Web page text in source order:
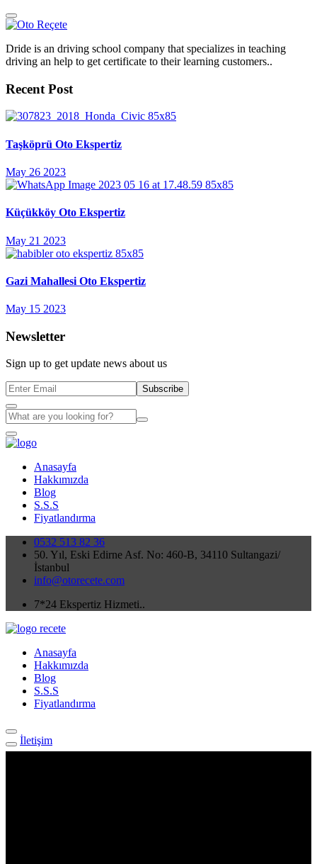
Dride is an driving school company that specializes in teaching
driving an help to get certificate to their learning customers..
Recent Post
Taşköprü Oto Ekspertiz
May 26 2023
Küçükköy Oto Ekspertiz
May 21 2023
Gazi Mahallesi Oto Ekspertiz
May 15 2023
Newsletter
Sign up to get update news about us
Subscribe
Anasayfa
Hakkımızda
Blog
S.S.S
Fiyatlandırma
0532 513 82 36
50. Yıl, Eski Edirne Asf. No: 460-B, 34110 Sultangazi/
İstanbul
info@otorecete.com
7*24 Ekspertiz Hizmeti..
Anasayfa
Hakkımızda
Blog
S.S.S
Fiyatlandırma
İletişim